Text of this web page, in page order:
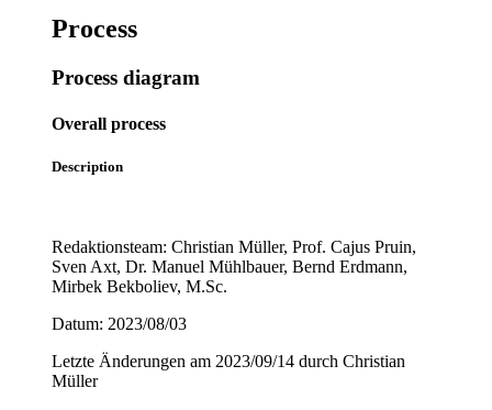
Process
Process diagram
Overall process
Description
Redaktionsteam: Christian Müller, Prof. Cajus Pruin,
Sven Axt, Dr. Manuel Mühlbauer, Bernd Erdmann,
Mirbek Bekboliev, M.Sc.
Datum: 2023/08/03
Letzte Änderungen am 2023/09/14 durch Christian
Müller